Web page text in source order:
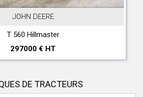
JOHN DEERE
T 560 Hillmaster
297000 € HT
DE TRACTEURS